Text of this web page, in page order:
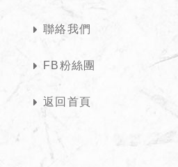
聯絡我們
FB粉絲團
返回首頁